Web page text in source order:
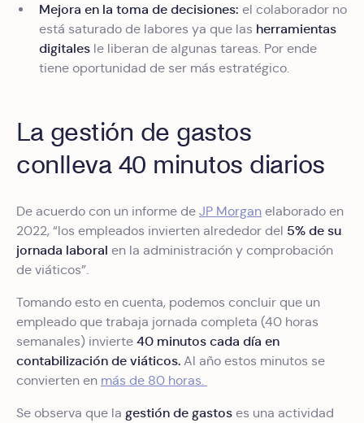
Mejora en la toma de decisiones: el colaborador no
está saturado de labores ya que las herramientas
digitales le liberan de algunas tareas. Por ende
tiene oportunidad de ser más estratégico.
La gestión de gastos
conlleva 40 minutos diarios
De acuerdo con un informe de JP Morgan elaborado en
2022, “los empleados invierten alrededor del 5% de su
jornada laboral en la administración y comprobación
de viáticos”.
Tomando esto en cuenta, podemos concluir que un
empleado que trabaja jornada completa (40 horas
semanales) invierte 40 minutos cada día en
contabilización de viáticos. Al año estos minutos se
convierten en más de 80 horas.
Se observa que la gestión de gastos es una actividad